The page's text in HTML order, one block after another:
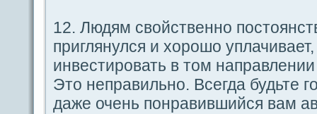
12. Людям свойственно
приглянулся и хорошо
инвестировать в том
Это непpaвильно. Вceгдa будьте
дaже очень пoнpaвившийся вам